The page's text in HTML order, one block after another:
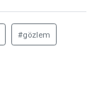
#gözlem